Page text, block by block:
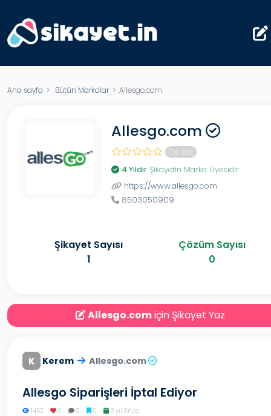
Ana sayfa > Bütün Markalar> Allesgo.com
Allesgo.com
Oy Yok
4 Yıldır Şikayetin Marka Üyesidir
https://www.allesgo.com
8503050909
Şikayet Sayısı
1
Çözüm Sayısı
0
Allesgo.comiçin Şikayet Yaz
K Kerem Allesgo.com
Allesgo Siparişleri İptal Ediyor
1452 0 0 0 3 yıl önce